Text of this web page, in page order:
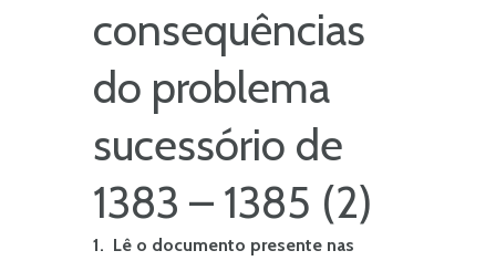
consequências
do problema
sucessório de
1383 – 1385 (2)
1. Lê o documento presente nas